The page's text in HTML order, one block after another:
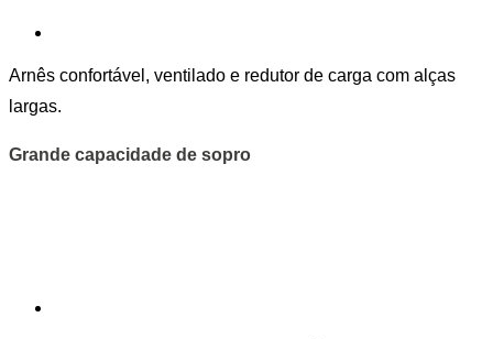
Arnês confortável, ventilado e redutor de carga com alças
largas.
Grande capacidade de sopro